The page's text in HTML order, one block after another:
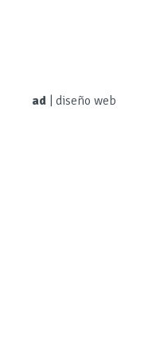
ad | diseño web